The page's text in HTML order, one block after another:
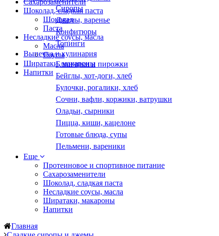
Сахарозаменители
Шоколад, сладкая паста
Шоколад
Паста
Несладкие соусы, масла
Масла
Соусы
Ширатаки, макароны
Напитки
Сиропы
Джемы, варенье
Конфитюры
Топинги
Выпечка и кулинария
Блинчики и пирожки
Бейглы, хот-доги, хлеб
Булочки, рогалики, хлеб
Сочни, вафли, коржики, ватрушки
Оладьи, сырники
Пицца, киши, кацелоне
Готовые блюда, супы
Пельмени, вареники
Еще
Протеиновое и спортивное питание
Сахарозаменители
Шоколад, сладкая паста
Несладкие соусы, масла
Ширатаки, макароны
Напитки
Главная